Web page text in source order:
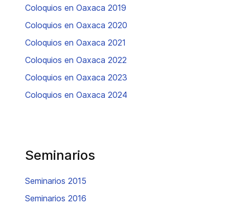
Coloquios en Oaxaca 2019
Coloquios en Oaxaca 2020
Coloquios en Oaxaca 2021
Coloquios en Oaxaca 2022
Coloquios en Oaxaca 2023
Coloquios en Oaxaca 2024
Seminarios
Seminarios 2015
Seminarios 2016